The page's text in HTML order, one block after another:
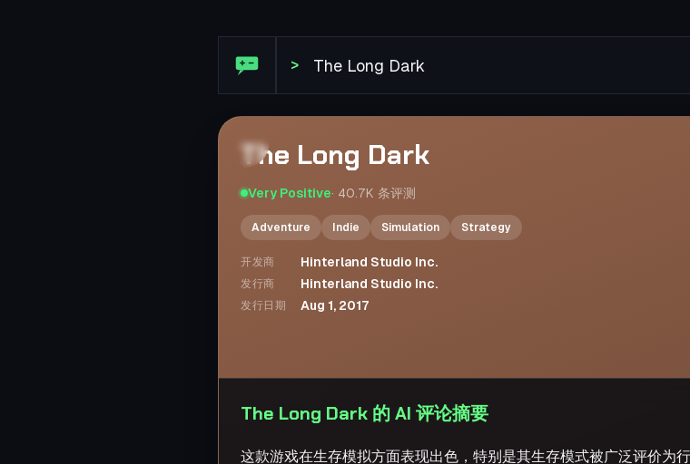
>
The Long Dark
Very Positive· 40.7K 条评测
Adventure Indie Simulation Strategy
开发商 Hinterland Studio Inc.
发行商 Hinterland Studio Inc.
发行日期 Aug 1, 2017
The Long Dark 的 AI 评论摘要
这款游戏在生存模拟方面表现出色，特别是其生存模式被广泛评价为